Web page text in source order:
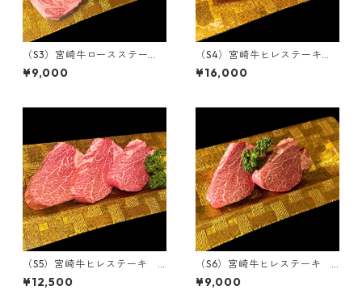
（S3）宮崎牛ロースステー
キ 400g（2枚カット）
¥9,000
（S4）宮崎牛ヒレステーキ 6
00g（4枚カット）
¥16,000
（S5）宮崎牛ヒレステーキ 4
50g（3枚カット）
¥12,500
（S6）宮崎牛ヒレステーキ 3
00g（2枚カット）
¥9,000